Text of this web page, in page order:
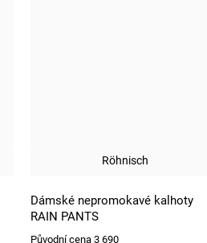
Röhnisch
Dámské nepromokavé kalhoty
RAIN PANTS
Původní cena 3 690